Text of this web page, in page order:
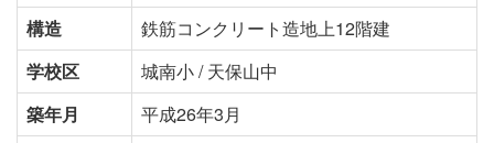
構造
鉄筋コンクリート造地上12階建
学校区
城南小 / 天保山中
築年月
平成26年3月